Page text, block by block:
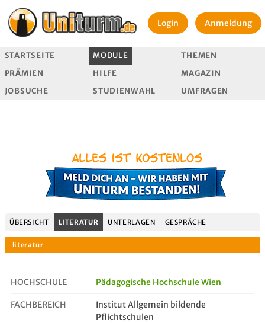
Login Anmeldung
STARTSEITE MODULE
THEMEN
PRÄMIEN
HILFE
MAGAZIN
JOBSUCHE
STUDIENWAHL UMFRAGEN
ÜBERSICHT LITERATUR UNTERLAGEN GESPRÄCHE
literatur
HOCHSCHULE Pädagogische Hochschule Wien
FACHBEREICH
Institut Allgemein bildende
Pflichtschulen